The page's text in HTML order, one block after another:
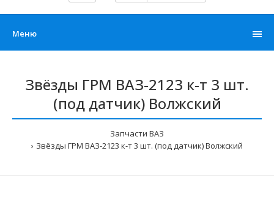
Меню
Звёзды ГРМ ВАЗ-2123 к-т 3 шт.
(под датчик) Волжский
Запчасти ВАЗ
Звёзды ГРМ ВАЗ-2123 к-т 3 шт. (под датчик) Волжский